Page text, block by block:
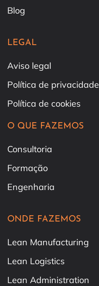
Blog
LEGAL
Aviso legal
Política de privacidade
Política de cookies
O QUE FAZEMOS
Consultoria
Formação
Engenharia
ONDE FAZEMOS
Lean Manufacturing
Lean Logistics
Lean Administration